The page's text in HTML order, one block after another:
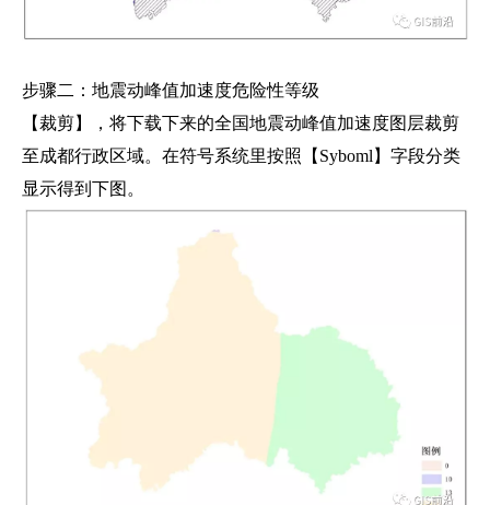
步骤二：地震动峰值加速度危险性等级
【裁剪】，将下载下来的全国地震动峰值加速度图层裁剪
至成都行政区域。在符号系统里按照【Syboml】字段分类
显示得到下图。